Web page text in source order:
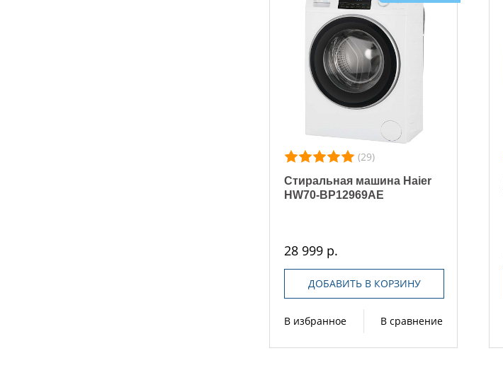
(29)
Стиральная машина Haier
HW70-BP12969AE
28 999 р.
ДОБАВИТЬ В КОРЗИНУ
В избранное В сравнение